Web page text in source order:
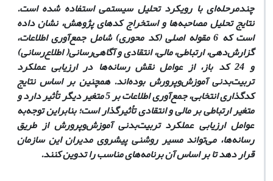
چندمرحله‌ای با رویکرد تحلیل سیستمی استفاده شده است.
نتایج تحلیل مصاحبه‌ها و استخراج کدهای پژوهش، نشان داده
است که 6 مقوله اصلی (کد محوری) شامل جمع‌آوری اطلاعات،
گزارش‌دهی، ارتباطی، مالی، انتقادی و آگاهی‌رسانی( ‌اطلاع‌رسانی)
و 24 کد باز، از عوامل نقش رسانه‌ها در ارزیابی عملکرد
تربیت‌بدنی آموزش‌و‌پرورش بوده‌اند. همچنین بر اساس نتایج
کدگذاری انتخابی، جمع‌آوری اطلاعات بر 5 متغیر دیگر تأثیر دارد و
متغیر ارتباطی بر مالی و انتقادی تأثیرگذار است؛ بنابراین توجه‌به
عوامل ارزیابی عملکرد تربیت‌بدنی آموزش‌وپرورش از طریق
رسانه‌ها، می‌تواند مسیر روشنی پیشروی مدیران این سازمان
قرار دهد تا بر اساس آن برنامه‌های مناسب را تدوین کنند.